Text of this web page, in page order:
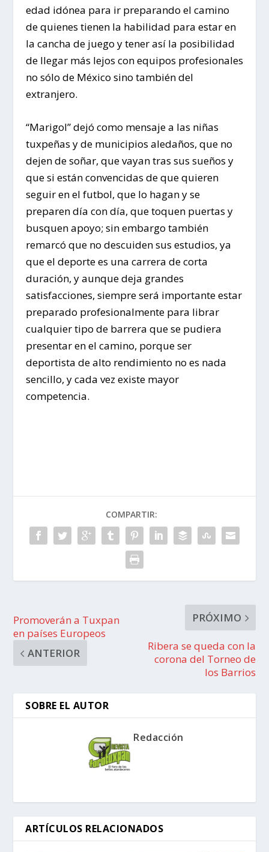
edad idónea para ir preparando el camino
de quienes tienen la habilidad para estar en
la cancha de juego y tener así la posibilidad
de llegar más lejos con equipos profesionales
no sólo de México sino también del
extranjero.
“Marigol” dejó como mensaje a las niñas
tuxpeñas y de municipios aledaños, que no
dejen de soñar, que vayan tras sus sueños y
que si están convencidas de que quieren
seguir en el futbol, que lo hagan y se
preparen día con día, que toquen puertas y
busquen apoyo; sin embargo también
remarcó que no descuiden sus estudios, ya
que el deporte es una carrera de corta
duración, y aunque deja grandes
satisfacciones, siempre será importante estar
preparado profesionalmente para librar
cualquier tipo de barrera que se pudiera
presentar en el camino, porque ser
deportista de alto rendimiento no es nada
sencillo, y cada vez existe mayor
competencia.
COMPARTIR:
Promoverán a Tuxpan
en países Europeos
ANTERIOR
PRÓXIMO
Ribera se queda con la
corona del Torneo de
los Barrios
SOBRE EL AUTOR
Redacción
ARTÍCULOS RELACIONADOS